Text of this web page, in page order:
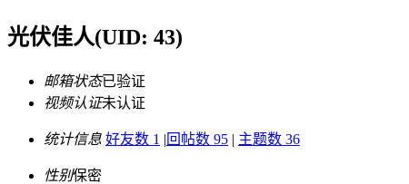
光伏佳人(UID: 43)
邮箱状态已验证
视频认证未认证
统计信息 好友数 1 |回帖数 95 | 主题数 36
性别保密